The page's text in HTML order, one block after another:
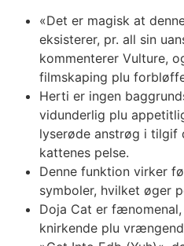
«Det er magisk at
eksisterer, pr. all sin
kommenterer Vulture,
filmskaping plu
Herti er ingen
vidunderlig plu
lyserøde anstrøg i tilgif
kattenes pelse.
Denne funktion virker
symboler, hvilket øger
Doja Cat er
knirkende plu